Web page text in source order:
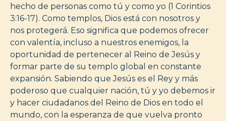
hecho de personas como tú y como yo (1 Corintios
3:16-17). Como templos, Dios está con nosotros y
nos protegerá. Eso significa que podemos ofrecer
con valentía, incluso a nuestros enemigos, la
oportunidad de pertenecer al Reino de Jesús y
formar parte de su templo global en constante
expansión. Sabiendo que Jesús es el Rey y más
poderoso que cualquier nación, tú y yo debemos ir
y hacer ciudadanos del Reino de Dios en todo el
mundo, con la esperanza de que vuelva pronto